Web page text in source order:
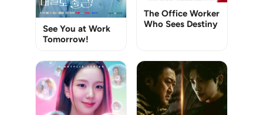
See You at Work
Tomorrow!
The Office Worker
Who Sees Destiny